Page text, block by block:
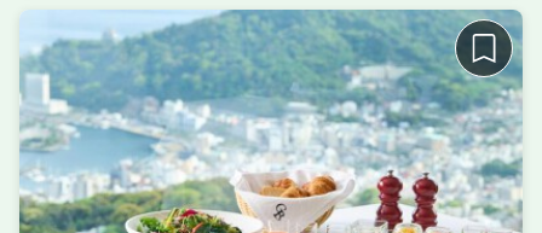
静岡県熱海市熱海1993-237